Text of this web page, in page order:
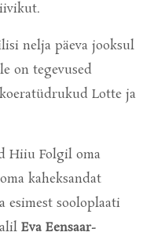
nelja päeva jooksul
on tegevused
Lotte ja
Hiiu Folgil oma
kaheksandat
esimest sooloplaati
Eva Eensaar-